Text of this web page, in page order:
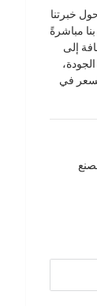
خبرتنا
مباشرةً
إلى
في
7 أيام مصنع